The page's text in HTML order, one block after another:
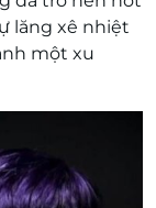
lăng xê nhiệt
một xu